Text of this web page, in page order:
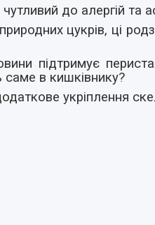
чутливий до алергій та
цукрів, ці
підтримує
саме в кишківнику?
укріплення